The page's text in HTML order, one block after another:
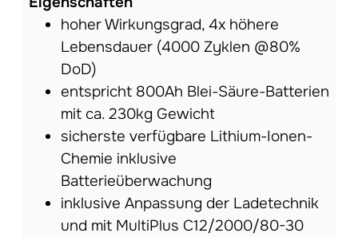
hoher Wirkungsgrad, 4x höhere
Lebensdauer (4000 Zyklen @80%
DoD)
entspricht 800Ah Blei-Säure-Batterien
mit ca. 230kg Gewicht
sicherste verfügbare Lithium-Ionen-
Chemie inklusive
Batterieüberwachung
inklusive Anpassung der Ladetechnik
und mit MultiPlus C12/2000/80-30